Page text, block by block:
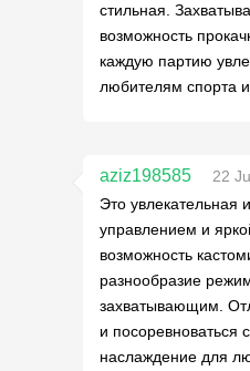
стильная.
возможность
каждую партию
любителям спорта
aziz198585
22
Это увлекательная
управлением и
возможность
разнообразие
захватывающим.
и посоревноваться
наслаждение для